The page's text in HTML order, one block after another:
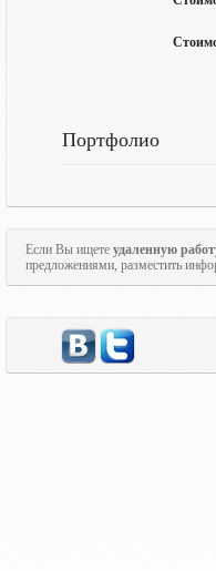
Портфолио
Если Вы ищете удаленную
предложениями, разместить